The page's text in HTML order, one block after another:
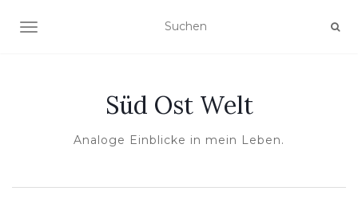
NAVIGATION UMSCHALTEN
Süd Ost Welt
Analoge Einblicke in mein Leben.